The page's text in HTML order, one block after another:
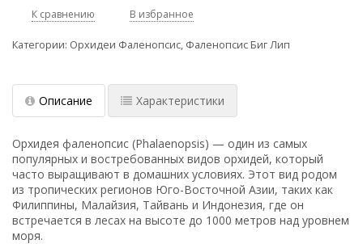
К сравнению В избранное
Категории: Орхидеи Фаленопсис, Фаленопсис Биг Лип
Описание Характеристики
Орхидея фаленопсис (Phalaenopsis) — один из самых
популярных и востребованных видов орхидей, который
часто выращивают в домашних условиях. Этот вид родом
из тропических регионов Юго-Восточной Азии, таких как
Филиппины, Малайзия, Тайвань и Индонезия, где он
встречается в лесах на высоте до 1000 метров над уровнем
моря.